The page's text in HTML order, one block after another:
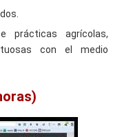
prácticas agrícolas,
con el medio